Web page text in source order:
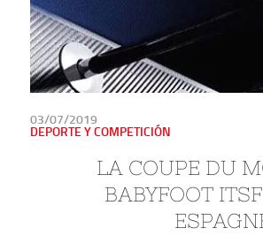
PUBLICADO
EN
03/07/2019
DEPORTE Y COMPETICIÓN
LA COUPE DU
BABYFOOT